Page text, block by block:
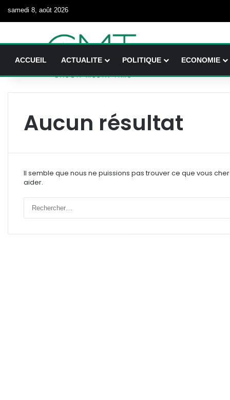
samedi 8, août 2026
ACCUEIL ACTUALITE POLITIQUE ECONOMIE
Aucun résultat
Il semble que nous ne puissions pas trouver ce que vous
aider.